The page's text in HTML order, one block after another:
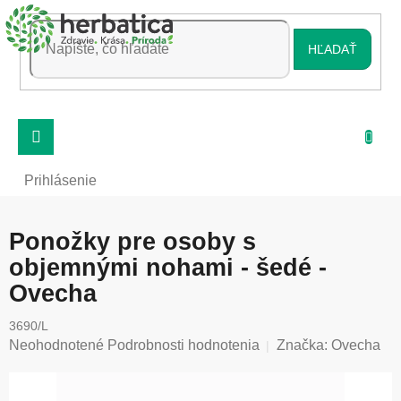
Prejsť
na
obsah
HĽADAŤ
Prihlásenie
Ponožky pre osoby s
objemnými nohami - šedé -
Ovecha
3690/L
Priemerné
Neohodnotené Podrobnosti hodnotenia Značka: Ovecha